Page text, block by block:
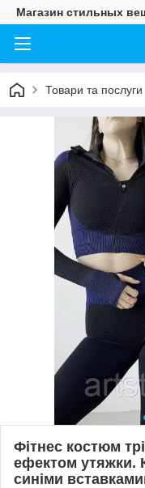
Магазин стильных
Товари та послуги
Фітнес костюм
ефектом утяжки.
синіми